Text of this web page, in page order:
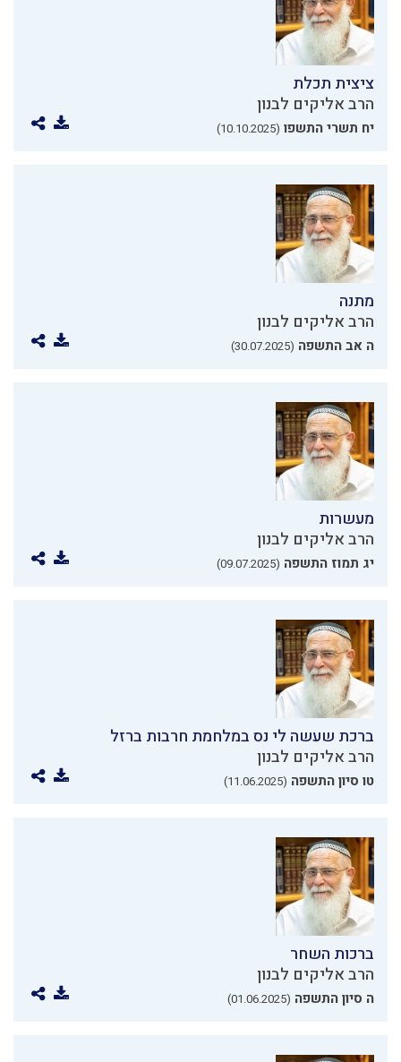
ציצית תכלת
הרב אליקים לבנון
יח תשרי התשפו (10.10.2025)
מתנה
הרב אליקים לבנון
ה אב התשפה (30.07.2025)
מעשרות
הרב אליקים לבנון
יג תמוז התשפה (09.07.2025)
ברכת שעשה לי נס במלחמת חרבות ברזל
הרב אליקים לבנון
טו סיון התשפה (11.06.2025)
ברכות השחר
הרב אליקים לבנון
ה סיון התשפה (01.06.2025)